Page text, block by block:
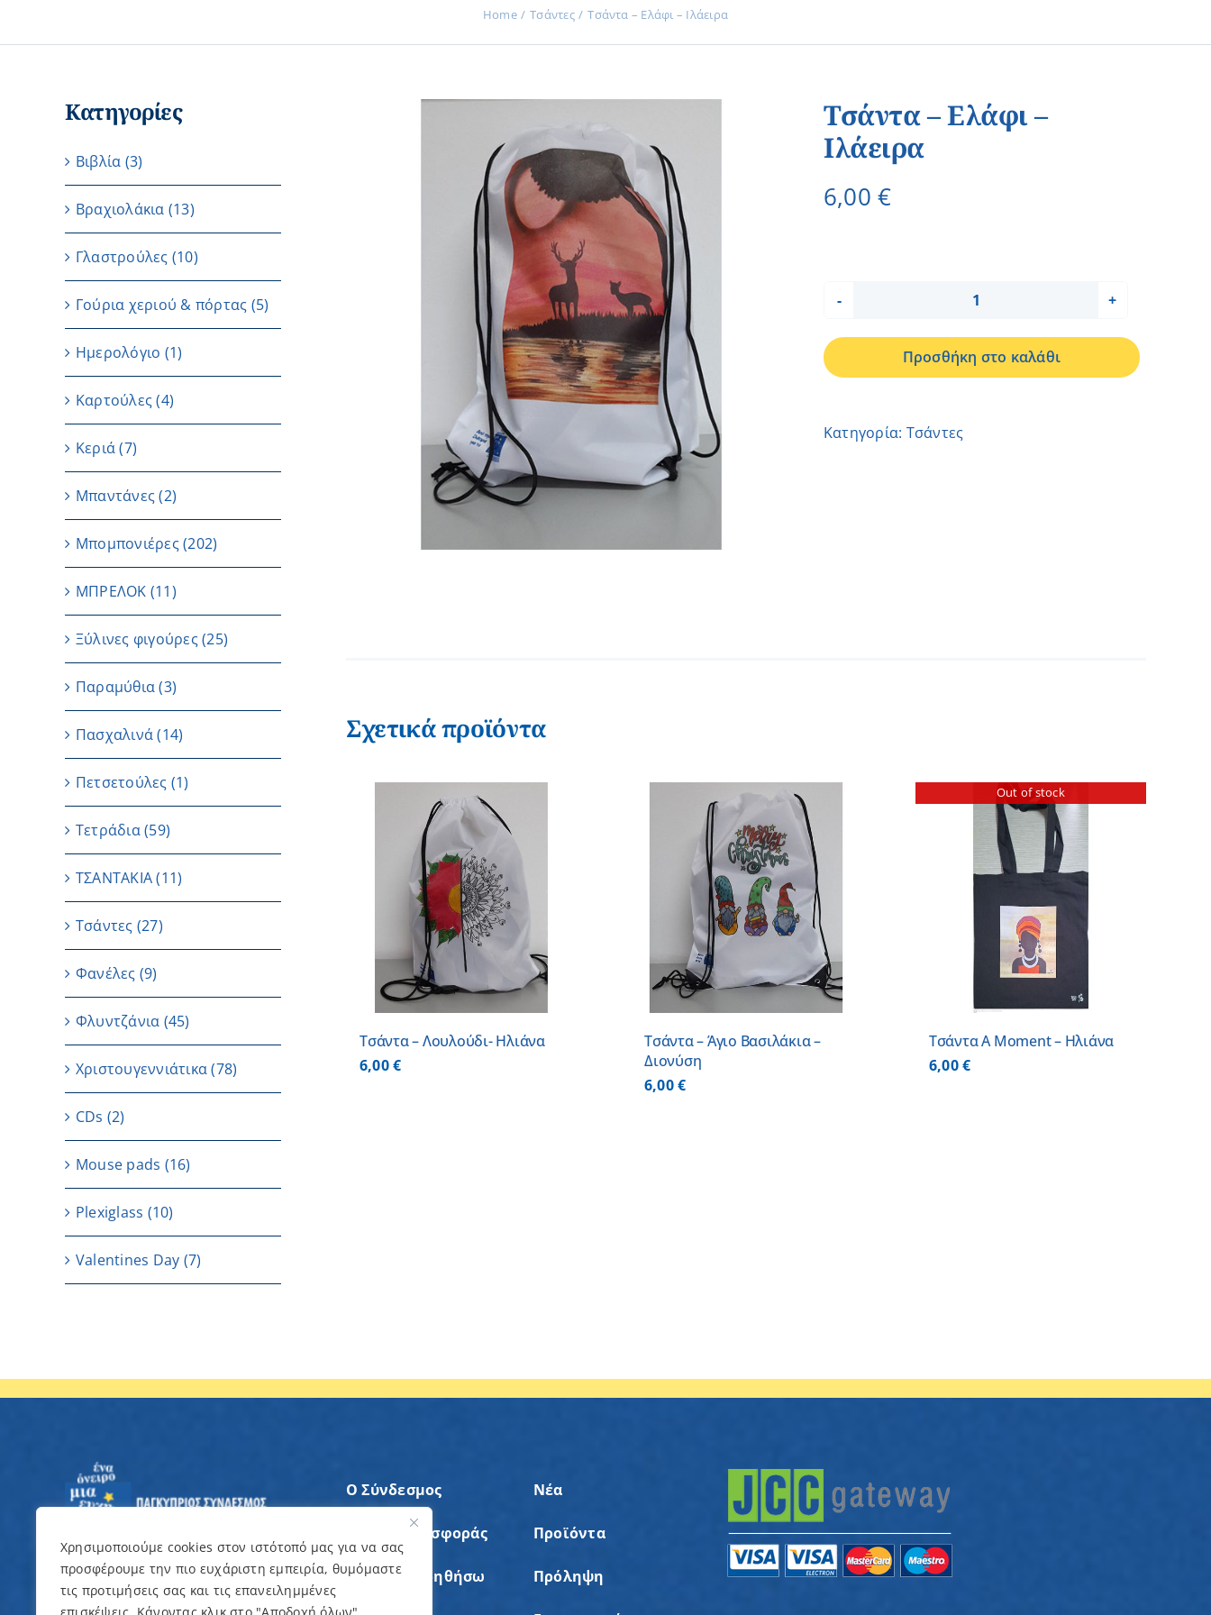
Χρησιμοποιούμε cookies στον ιστότοπό μας για να σας
προσφέρουμε την πιο ευχάριστη εμπειρία, θυμόμαστε
τις προτιμήσεις σας και τις επανειλημμένες
Home Τσάντες Τσάντα – Ελάφι – Ιλάειρα
Τσάντα – Ελάφι –
Ιλάειρα
6,00€
-
Ελάφι
Προσθήκη στο καλάθι
Κατηγορία: Τσάντες
Σχετικά προϊόντα
Τσάντα – Λουλούδι- Ηλιάνα
6,00€
ΠΡΟΣΘΗΚΗ ΣΤΟ ΚΑΛΑΘΙ
ΛΕΠΤΟΜΕΡΕΙΕΣ
Τσάντα – Άγιο Βασιλάκια –
Διονύση
6,00€
Out of stock
ΛΕΠΤΟΜΕΡΕΙΕΣ
Τσάντα A Moment – Ηλιάνα
6,00€
Κατηγορίες
Βιβλία (3)
Βραχιολάκια (13)
Γλαστρούλες (10)
Γούρια χεριού & πόρτας (5)
Ημερολόγιο (1)
Καρτούλες (4)
Κεριά (7)
Μπαντάνες (2)
Μπομπονιέρες(202)
ΜΠΡΕΛΟΚ (11)
Ξύλινες φιγούρες(25)
Παραμύθια (3)
Πασχαλινά (14)
Πετσετούλες (1)
Τετράδια(59)
ΤΣΑΝΤΑΚΙΑ (11)
Τσάντες (27)
Φανέλες (9)
Φλυντζάνια (45)
Χριστουγεννιάτικα(78)
CDs (2)
Μouse pads (16)
Plexiglass (10)
Valentines Day (7)
Ο Σύνδεσμος
Άξονες Προσφοράς
Θέλω να Βοηθήσω
Νέα
Προϊόντα
Πρόληψη